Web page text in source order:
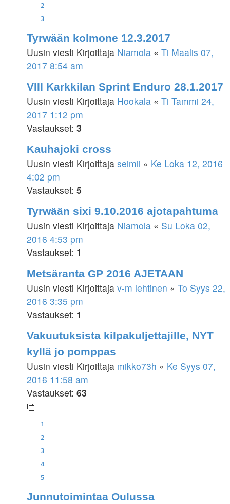
2
3
Tyrwään kolmone 12.3.2017
Uusin viesti Kirjoittaja Niamola « Ti Maalis 07,
2017 8:54 am
VIII Karkkilan Sprint Enduro 28.1.2017
Uusin viesti Kirjoittaja Hookala « Ti Tammi 24,
2017 1:12 pm
Vastaukset: 3
Kauhajoki cross
Uusin viesti Kirjoittaja seimii « Ke Loka 12, 2016
4:02 pm
Vastaukset: 5
Tyrwään sixi 9.10.2016 ajotapahtuma
Uusin viesti Kirjoittaja Niamola « Su Loka 02,
2016 4:53 pm
Vastaukset: 1
Metsäranta GP 2016 AJETAAN
Uusin viesti Kirjoittaja v-m lehtinen « To Syys 22,
2016 3:35 pm
Vastaukset: 1
Vakuutuksista kilpakuljettajille, NYT
kyllä jo pomppas
Uusin viesti Kirjoittaja mikko73h « Ke Syys 07,
2016 11:58 am
Vastaukset: 63
1
2
3
4
5
Junnutoimintaa Oulussa